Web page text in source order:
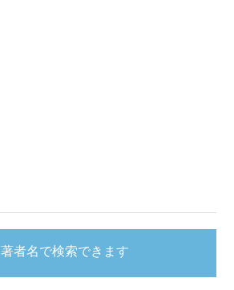
著者名で検索できます